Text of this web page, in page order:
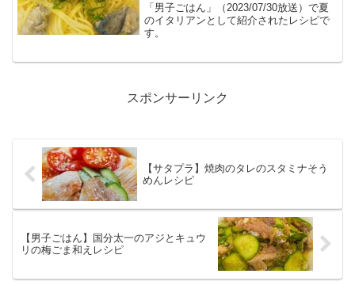
「男子ごはん」（2023/07/30放送）で夏
のイタリアンとして紹介されたレシピで
す。
スポンサーリンク
【サタプラ】焼肉のタレのスタミナそう
めんレシピ
【男子ごはん】国分太一のアジとキュウ
リの梅ごま和えレシピ